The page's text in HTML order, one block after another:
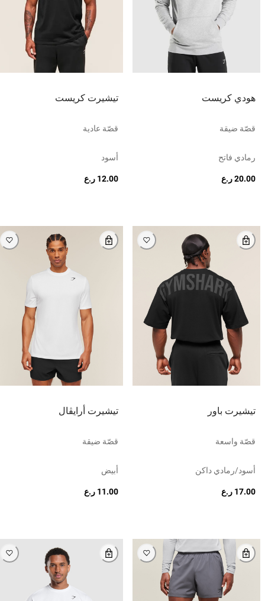
هودي كريست
قصّة ضيقة
رمادي فاتح
20.00 ر.ع
تيشيرت كريست
قصّة عادية
أسود
12.00 ر.ع
تيشيرت باور
قصّة واسعة
أسود/رمادي داكن
17.00 ر.ع
تيشيرت أرايڤال
قصّة ضيقة
أبيض
11.00 ر.ع